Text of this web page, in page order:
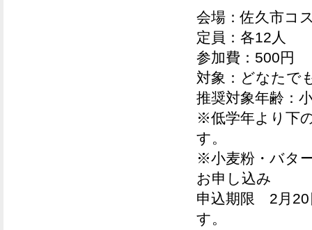
会場：佐久市コ
定員： 各12人
参加費 ： 500円
対象： どなたで
推奨対象年齢：
※低学年より下
す。
※小麦粉・バタ
お申し込み
申込期限 2月
す。